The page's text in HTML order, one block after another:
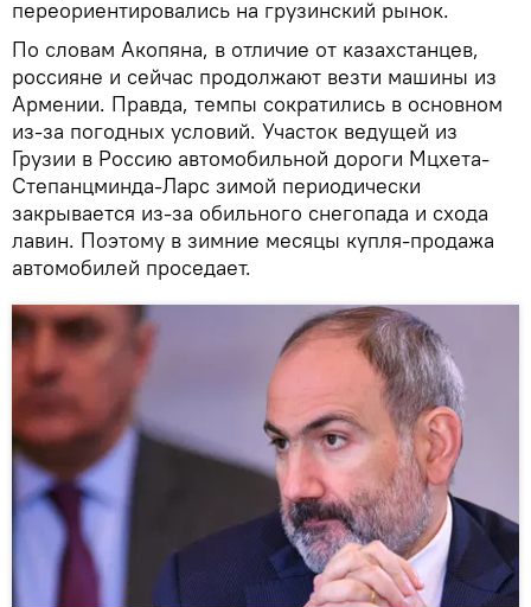
переориентировались на грузинский рынок.
По словам Акопяна, в отличие от казахстанцев,
россияне и сейчас продолжают везти машины из
Армении. Правда, темпы сократились в основном
из-за погодных условий. Участок ведущей из
Грузии в Россию автомобильной дороги Мцхета-
Степанцминда-Ларс зимой периодически
закрывается из-за обильного снегопада и схода
лавин. Поэтому в зимние месяцы купля-продажа
автомобилей проседает.